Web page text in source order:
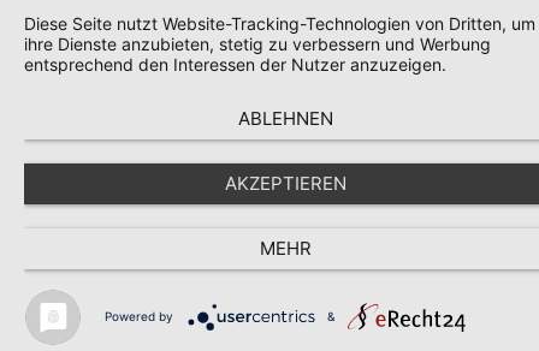
Diese Seite nutzt Website-Tracking-Technologien von Dritten, um
ihre Dienste anzubieten, stetig zu verbessern und Werbung
entsprechend den Interessen der Nutzer anzuzeigen.
ABLEHNEN
AKZEPTIEREN
MEHR
Powered by &